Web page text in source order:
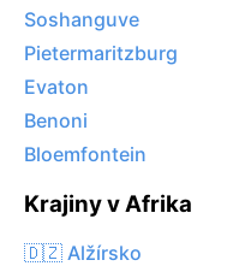
Soshanguve
Pietermaritzburg
Evaton
Benoni
Bloemfontein
Krajiny v Afrika
🇩🇿 Alžírsko